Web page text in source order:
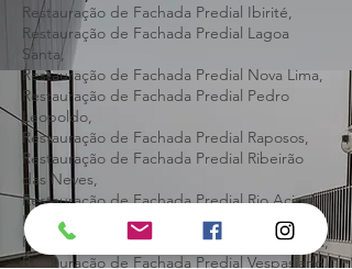
Horizonte,
Restauração de Fachada Predial Betim,
Restauração de Fachada Predial Caeté,
Restauração de Fachada Predial Contagem,
Restauração de Fachada Predial Ibirité,
Restauração de Fachada Predial Lagoa
Santa,
Restauração de Fachada Predial Nova Lima,
Restauração de Fachada Predial Pedro
Leopoldo,
Restauração de Fachada Predial Raposos,
Restauração de Fachada Predial Ribeirão
das Neves,